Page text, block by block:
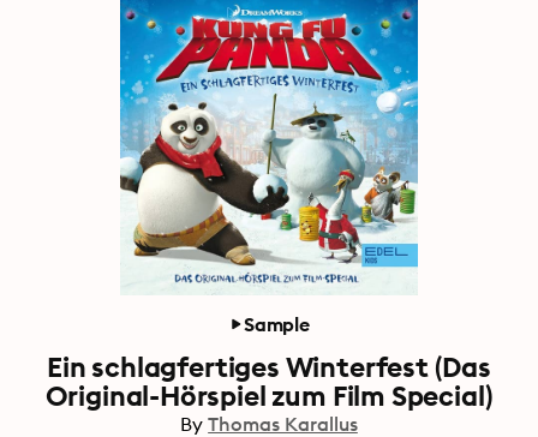
Sample
Ein schlagfertiges Winterfest (Das
Original-Hörspiel zum Film Special)
By Thomas Karallus